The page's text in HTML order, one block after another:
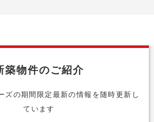
築物件のご紹介
ズの期間限定最新の情報を随時更新し
ています